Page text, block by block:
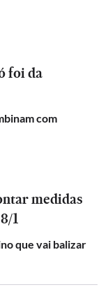
foi da
com
medidas
1
que vai balizar